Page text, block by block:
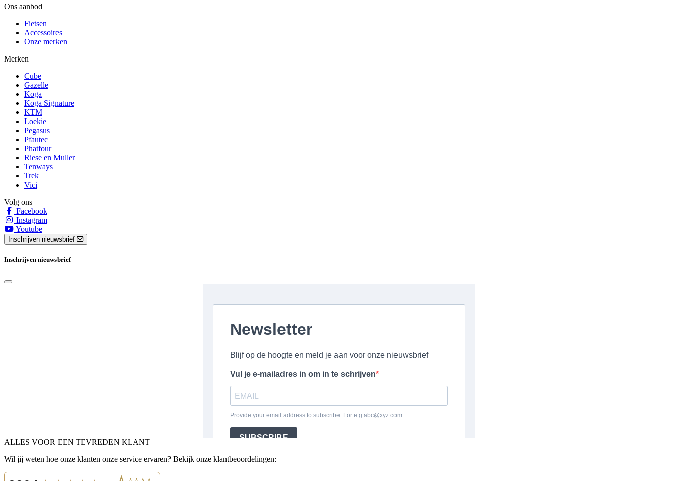
Ons aanbod
Fietsen
Accessoires
Onze merken
Merken
Cube
Gazelle
Koga
Koga Signature
KTM
Loekie
Pegasus
Pfautec
Phatfour
Riese en Muller
Tenways
Trek
Vici
Volg ons
Facebook
Instagram
Youtube
Inschrijven nieuwsbrief
Inschrijven nieuwsbrief
ALLES VOOR EEN TEVREDEN KLANT
Wil jij weten hoe onze klanten onze service ervaren? Bekijk onze klantbeoordelingen: